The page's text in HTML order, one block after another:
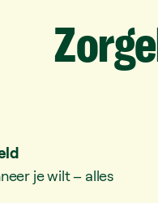
je wilt – alles